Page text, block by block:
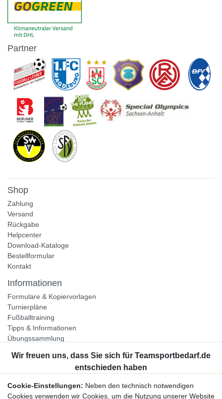
Partner
Shop
Zahlung
Versand
Rückgabe
Helpcenter
Download-Kataloge
Bestellformular
Kontakt
Informationen
Formulare & Kopiervorlagen
Turnierpläne
Fußballtraining
Tipps & Informationen
Übungssammlung
Unternehmen
Widerrufsrecht
Cookie-Einstellungen: Neben den technisch notwendigen
Cookies verwenden wir Cookies, um die Nutzung unserer Website